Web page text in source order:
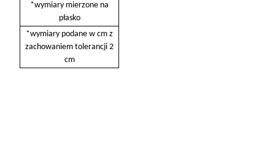
*wymiary mierzone na
płasko
*wymiary podane w cm z
zachowaniem tolerancji 2
cm